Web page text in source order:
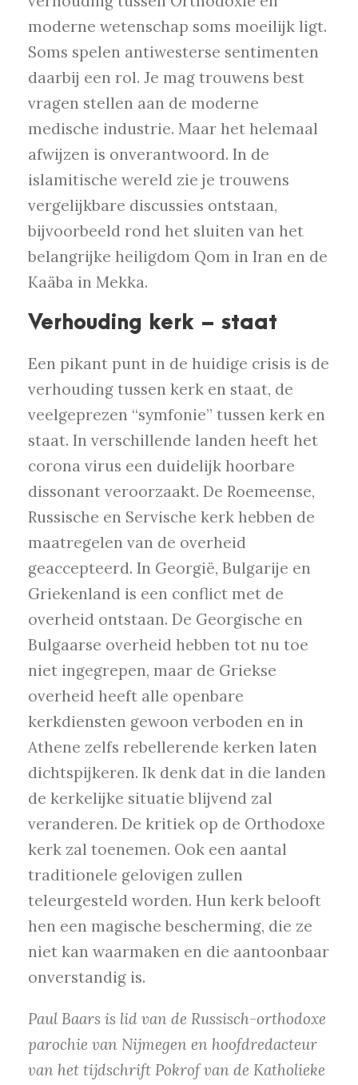
moderne wetenschap soms moeilijk ligt.
Soms spelen antiwesterse sentimenten
daarbij een rol. Je mag trouwens best
vragen stellen aan de moderne
medische industrie. Maar het helemaal
afwijzen is onverantwoord. In de
islamitische wereld zie je trouwens
vergelijkbare discussies ontstaan,
bijvoorbeeld rond het sluiten van het
belangrijke heiligdom Qom in Iran en de
Kaäba in Mekka.
Verhouding kerk – staat
Een pikant punt in de huidige crisis is de
verhouding tussen kerk en staat, de
veelgeprezen “symfonie” tussen kerk en
staat. In verschillende landen heeft het
corona virus een duidelijk hoorbare
dissonant veroorzaakt. De Roemeense,
Russische en Servische kerk hebben de
maatregelen van de overheid
geaccepteerd. In Georgië, Bulgarije en
Griekenland is een conflict met de
overheid ontstaan. De Georgische en
Bulgaarse overheid hebben tot nu toe
niet ingegrepen, maar de Griekse
overheid heeft alle openbare
kerkdiensten gewoon verboden en in
Athene zelfs rebellerende kerken laten
dichtspijkeren. Ik denk dat in die landen
de kerkelijke situatie blijvend zal
veranderen. De kritiek op de Orthodoxe
kerk zal toenemen. Ook een aantal
traditionele gelovigen zullen
teleurgesteld worden. Hun kerk belooft
hen een magische bescherming, die ze
niet kan waarmaken en die aantoonbaar
onverstandig is.
Paul Baars is lid van de Russisch-orthodoxe
parochie van Nijmegen en hoofdredacteur
van het tijdschrift Pokrof van de Katholieke